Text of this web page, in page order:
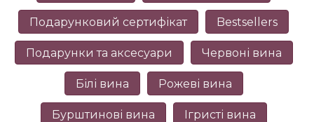
Подарунковий сертифікат Bestsellers
Подарунки та аксесуари Червоні вина
Білі вина Рожеві вина
Бурштинові вина Ігристі вина